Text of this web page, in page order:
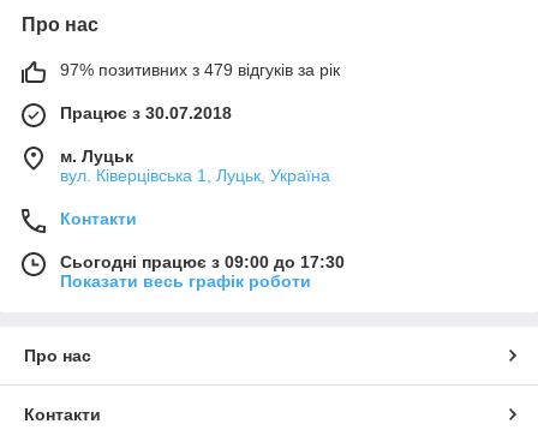
Про нас
97% позитивних з 479 відгуків за рік
Працює з 30.07.2018
м. Луцьк
вул. Ківерцівська 1, Луцьк, Україна
Контакти
Сьогодні працює з 09:00 до 17:30
Показати весь графік роботи
Про нас
Контакти